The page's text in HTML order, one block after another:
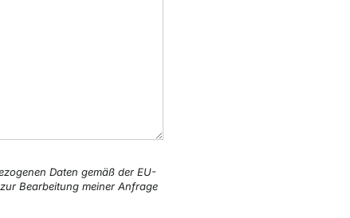
Daten gemäß der EU-
Bearbeitung meiner Anfrage